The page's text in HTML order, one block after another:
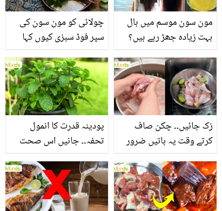
چولائی کو مون سون کی
سپر فوڈ سبزی کیوں کہا
منرلز اور اینٹی آکسیڈنٹس
سے بھرپور اس سبزی کے
فائدے
مون سون موسم میں بال
بہت زیادہ جھڑ رہے ہیں؟
بنانے کے چند قدرتی طریقے
پودینہ قدرت کا انمول
تحفہ۔۔ جانیں اس صحت
انگیز طبی فوائد
رُک جائیں۔۔ چکن صاف
کرتے وقت یہ باتیں ضرور